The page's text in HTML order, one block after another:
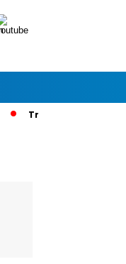
Tragedi Remaja